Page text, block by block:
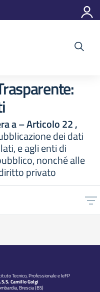
a – Articolo 22 ,
dei dati
e agli enti di
nonché alle
privato
Tecnico, Professionale e IeFP
Camillo Golgi
Brescia (BS)